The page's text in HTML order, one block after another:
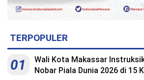
TERPOPULER
01
Wali Kota Makassar
Nobar Piala Dunia 2026 di 15